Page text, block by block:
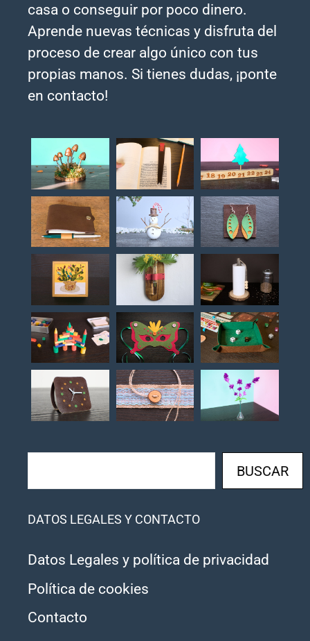
casa o conseguir por poco dinero.
Aprende nuevas técnicas y disfruta del
proceso de crear algo único con tus
propias manos. Si tienes dudas, ¡ponte
en contacto!
BUSCAR
DATOS LEGALES Y CONTACTO
Datos Legales y política de privacidad
Política de cookies
Contacto